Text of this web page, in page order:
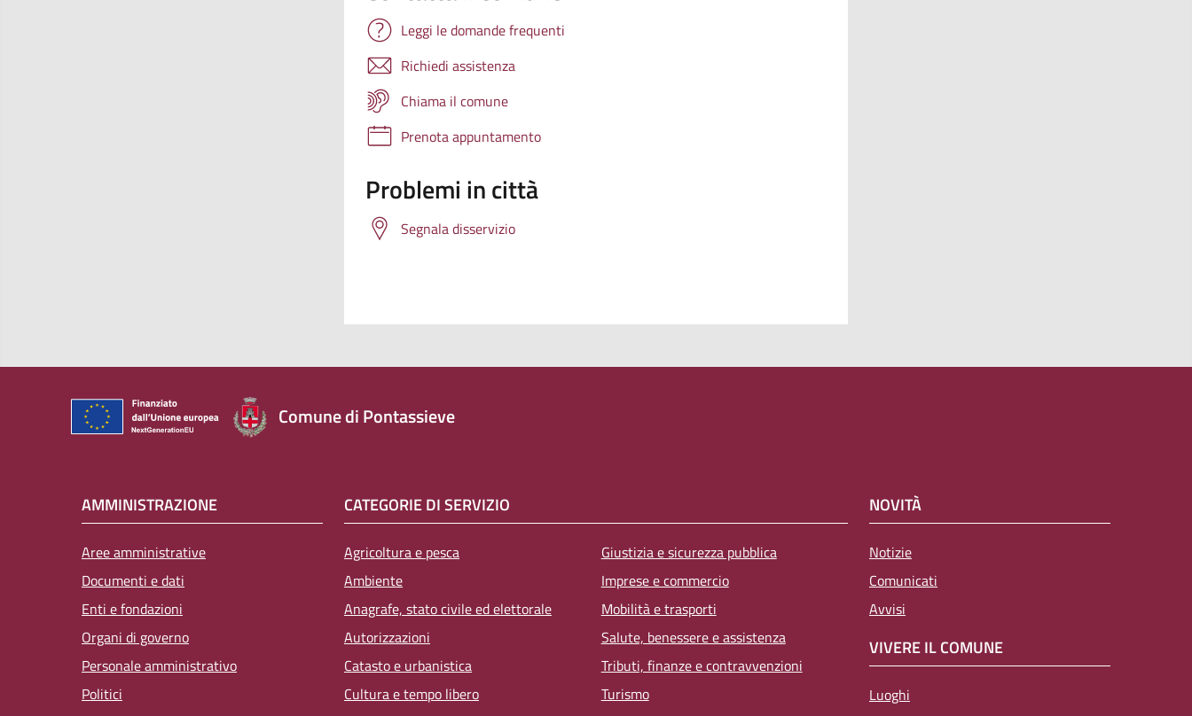
Leggi le domande frequenti
Richiedi assistenza
Chiama il comune
Prenota appuntamento
Problemi in città
Segnala disservizio
Comune di Pontassieve
AMMINISTRAZIONE
Aree amministrative
Documenti e dati
Enti e fondazioni
Organi di governo
Personale amministrativo
Politici
CATEGORIE DI SERVIZIO
Agricoltura e pesca
Ambiente
Anagrafe, stato civile ed elettorale
Autorizzazioni
Catasto e urbanistica
Cultura e tempo libero
Giustizia e sicurezza pubblica
Imprese e commercio
Mobilità e trasporti
Salute, benessere e assistenza
Tributi, finanze e contravvenzioni
Turismo
NOVITÀ
Notizie
Comunicati
Avvisi
VIVERE IL COMUNE
Luoghi